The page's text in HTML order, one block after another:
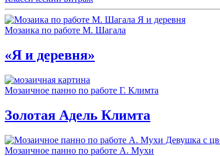
Мозаика по работе М. Шагала
«Я и деревня»
Мозаичное панно по работе Г. Климта
Золотая Адель Климта
Мозаичное панно по работе А. Мухи